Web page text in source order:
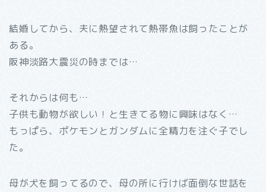
結婚してから、夫に熱望されて熱帯魚は飼ったことが
ある。
阪神淡路大震災の時までは…
それからは何も…
子供も動物が欲しい！と生きてる物に興味はなく…
もっぱら、ポケモンとガンダムに全精力を注ぐ子でし
た。
母が犬を飼ってるので、母の所に行けば面倒な世話を